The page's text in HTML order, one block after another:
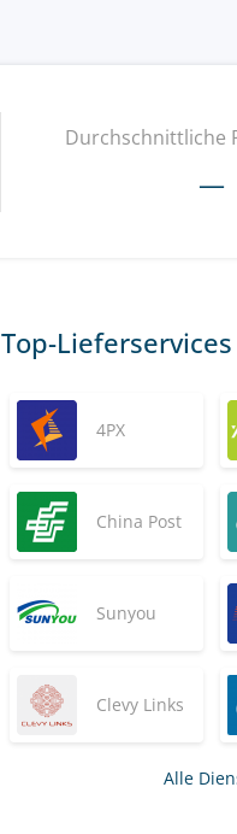
Durchschnittliche
—
Top-Lieferservices
4PX
China Post
Sunyou
Clevy Links
Alle